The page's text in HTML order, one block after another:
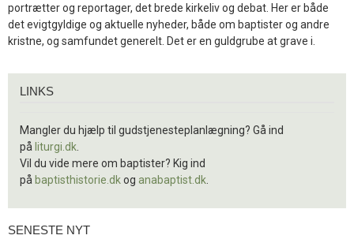
portrætter og reportager, det brede kirkeliv og debat. Her er både
det evigtgyldige og aktuelle nyheder, både om baptister og andre
kristne, og samfundet generelt. Det er en guldgrube at grave i.
LINKS
Mangler du hjælp til gudstjenesteplanlægning? Gå ind
på liturgi.dk
Vil du vide mere om baptister? Kig ind
på baptisthistorie.dkog anabaptist.dk
Seneste
SENESTE NYT